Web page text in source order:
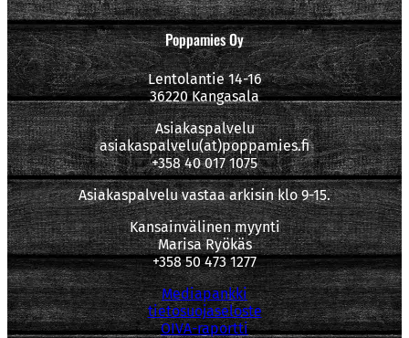
Poppamies Oy
Lentolantie 14-16
36220 Kangasala
Asiakaspalvelu
asiakaspalvelu(at)poppamies.fi
+358 40 017 1075
Asiakaspalvelu vastaa arkisin klo 9-15.
Kansainvälinen myynti
Marisa Ryökäs
+358 50 473 1277
Mediapankki
tietosuojaseloste
OIVA-raportti